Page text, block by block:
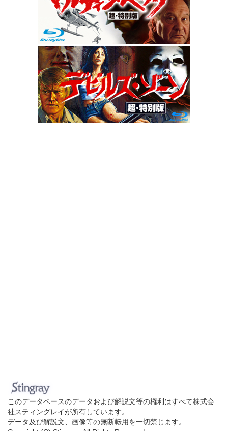
このデータベースのデータおよび解説文等の権利はすべて株式会
社スティングレイが所有しています。
データ及び解説文、画像等の無断転用を一切禁じます。